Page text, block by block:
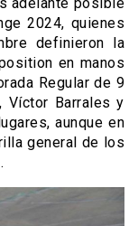
adelante posible
2024, quienes
definieron la
en manos
Regular de 9
Víctor Barrales y
aunque en
general de los